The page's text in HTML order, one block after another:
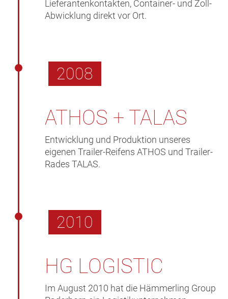
Lieferantenkontakten, Container- und Zoll-
Abwicklung direkt vor Ort.
ATHOS + TALAS
2008
Entwicklung und Produktion unseres
eigenen Trailer-Reifens ATHOS und Trailer-
Rades TALAS.
HG LOGISTIC
2010
Im August 2010 hat die Hämmerling Group